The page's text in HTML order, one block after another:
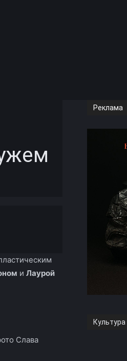
и Лаурой
Слава
Реклама
Культура